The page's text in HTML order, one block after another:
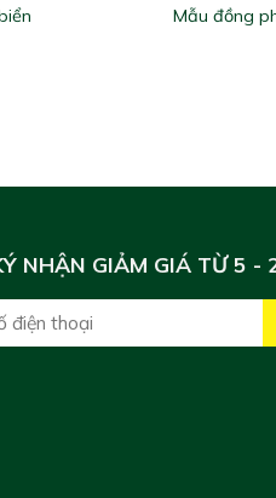
Mẫu đồng
NHẬN GIẢM GIÁ TỪ 5 -